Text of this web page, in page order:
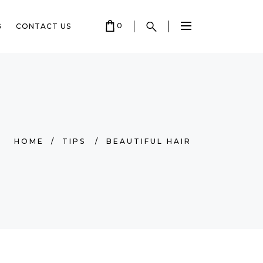
CONTACT US 0
HOME / TIPS / BEAUTIFUL HAIR